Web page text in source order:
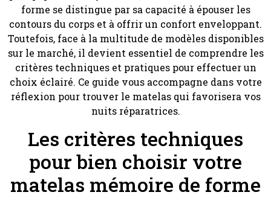
forme se distingue par sa capacité à épouser les
contours du corps et à offrir un confort enveloppant.
Toutefois, face à la multitude de modèles disponibles
sur le marché, il devient essentiel de comprendre les
critères techniques et pratiques pour effectuer un
choix éclairé. Ce guide vous accompagne dans votre
réflexion pour trouver le matelas qui favorisera vos
nuits réparatrices.
Les critères techniques
pour bien choisir votre
matelas mémoire de forme